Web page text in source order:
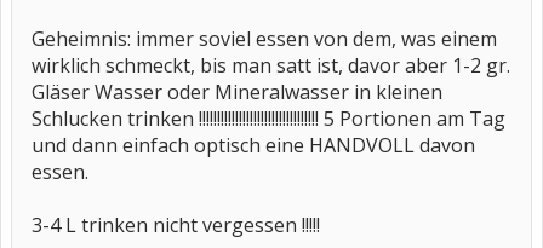
Geheimnis: immer soviel essen von dem, was einem
wirklich schmeckt, bis man satt ist, davor aber 1-2 gr.
Gläser Wasser oder Mineralwasser in kleinen
Schlucken trinken !!!!!!!!!!!!!!!!!!!!!!!!!!!!!!!!! 5 Portionen am Tag
und dann einfach optisch eine HANDVOLL davon
essen.
3-4 L trinken nicht vergessen !!!!!